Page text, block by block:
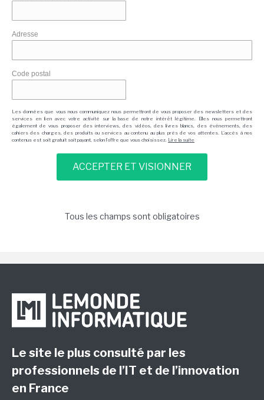
Adresse
Code postal
Les données que vous nous communiquez nous permettront de vous proposer des newsletters et des
services en lien avec votre activité sur la base de notre intérêt légitime. Elles nous permettront
également de vous proposer des interviews, des vidéos, des livres blancs, des événements, des
cahiers des charges, des produits ou services au contenu au plus près de vos attentes. L'accès à nos
contenus est soit gratuit soit payant, selon l'offre que vous choisissez. Lire la suite
Tous les champs sont obligatoires
Le site le plus consulté par les
professionnels de l’IT et de l’innovation
en France